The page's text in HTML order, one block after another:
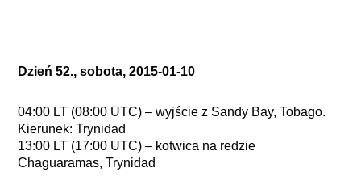
Dzień 52., sobota, 2015-01-10
04:00 LT (08:00 UTC) – wyjście z Sandy Bay, Tobago.
Kierunek: Trynidad
13:00 LT (17:00 UTC) – kotwica na redzie
Chaguaramas, Trynidad